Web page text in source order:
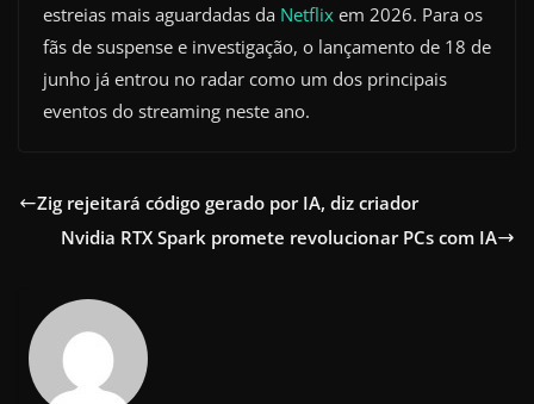
estreias mais aguardadas da Netflix em 2026. Para os
fãs de suspense e investigação, o lançamento de 18 de
junho já entrou no radar como um dos principais
eventos do streaming neste ano.
Zig rejeitará código gerado por IA, diz criador
Nvidia RTX Spark promete revolucionar PCs com IA